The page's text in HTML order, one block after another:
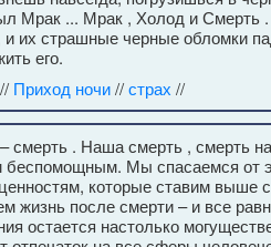
Мрак ... Мрак , Холод и Смерть
и их страшные черные обломки
его.
// Приход ночи//страх //
смерть . Наша смерть , смерть
беспомощным. Мы спасаемся от
которые ставим выше
жизнь после смерти – и все
остается настолько